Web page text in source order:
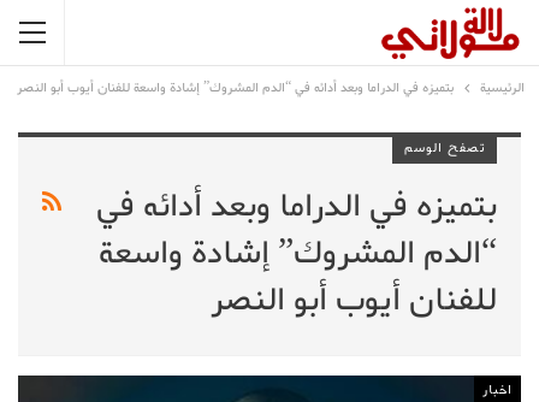
الرئيسية بتميزه في الدراما وبعد أدائه في “الدم المشروك” إشادة واسعة للفنان أيوب أبو النصر
تصفح الوسم
بتميزه في الدراما وبعد أدائه في
“الدم المشروك” إشادة واسعة
للفنان أيوب أبو النصر
اخبار